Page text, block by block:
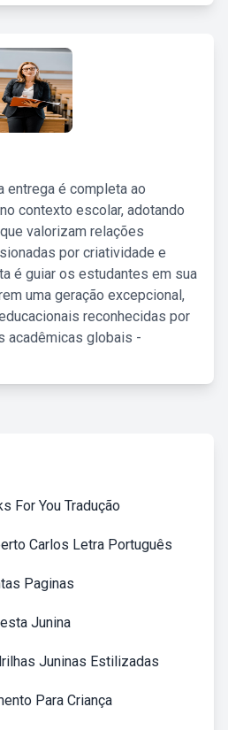
entrega é completa ao
contexto escolar, adotando
valorizam relações
por criatividade e
é guiar os estudantes em sua
uma geração excepcional,
reconhecidas por
acadêmicas globais -
For You Tradução
Carlos Letra Português
Paginas
Junina
Juninas Estilizadas
Para Criança